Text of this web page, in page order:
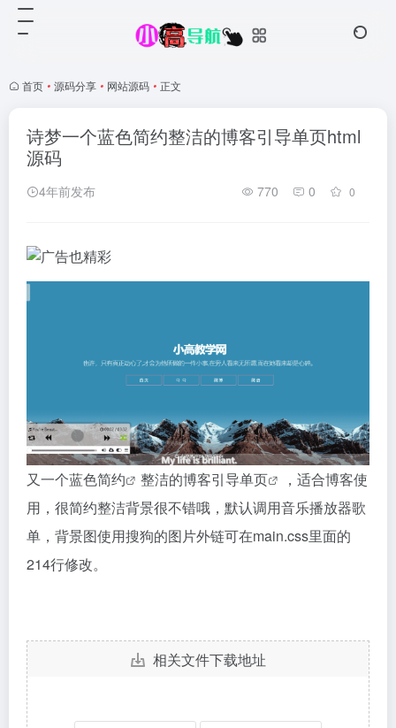
首页 • 源码分享 • 网站源码 • 正文
诗梦一个蓝色简约整洁的博客引导单页html
源码
4年前发布 770 0 0
又一个蓝色简约 整洁的博客引导单页
，适合博客使
用，很简约整洁背景很不错哦，默认调用音乐播放器歌
单，背景图使用搜狗的图片外链可在main.css里面的
214行修改。
相关文件下载地址